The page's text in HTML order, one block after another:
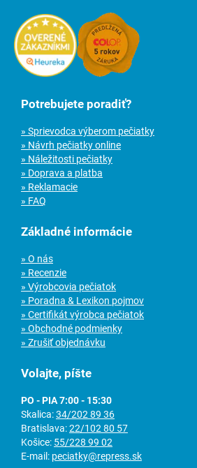
Potrebujete poradiť?
» Sprievodca výberom pečiatky
» Návrh pečiatky online
» Náležitosti pečiatky
» Doprava a platba
» Reklamacie
» FAQ
Základné informácie
» O nás
» Recenzie
» Výrobcovia pečiatok
» Poradna & Lexikon pojmov
» Certifikát výrobca pečiatok
» Obchodné podmienky
» Zrušiť objednávku
Volajte, píšte
PO - PIA 7:00 - 15:30
Skalica:34/202 89 36
Bratislava:22/102 80 57
Košice: 55/228 99 02
E-mail: peciatky@repress.sk